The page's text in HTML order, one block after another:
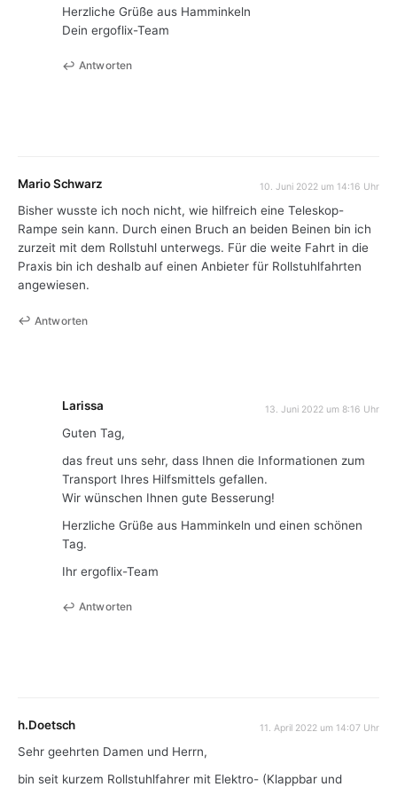
Herzliche Grüße aus Hamminkeln
Dein ergoflix-Team
Antworten
Mario Schwarz 10. Juni 2022 um 14:16 Uhr
Bisher wusste ich noch nicht, wie hilfreich eine Teleskop-
Rampe sein kann. Durch einen Bruch an beiden Beinen bin ich
zurzeit mit dem Rollstuhl unterwegs. Für die weite Fahrt in die
Praxis bin ich deshalb auf einen Anbieter für Rollstuhlfahrten
angewiesen.
Antworten
Larissa 13. Juni 2022 um 8:16 Uhr
Guten Tag,
das freut uns sehr, dass Ihnen die Informationen zum
Transport Ihres Hilfsmittels gefallen.
Wir wünschen Ihnen gute Besserung!
Herzliche Grüße aus Hamminkeln und einen schönen
Tag.
Ihr ergoflix-Team
Antworten
h.Doetsch 11. April 2022 um 14:07 Uhr
Sehr geehrten Damen und Herrn,
bin seit kurzem Rollstuhlfahrer mit Elektro- (Klappbar und